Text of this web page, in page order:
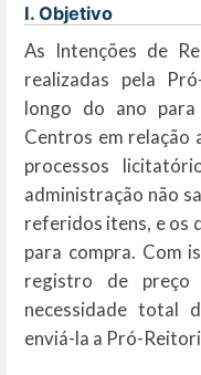
I. Objetivo
As Intenções de
realizadas pela
longo do ano para
Centros em relação
processos
administração não
referidos itens, e os
para compra. Com
registro de
necessidade total
enviá-la a Pró-